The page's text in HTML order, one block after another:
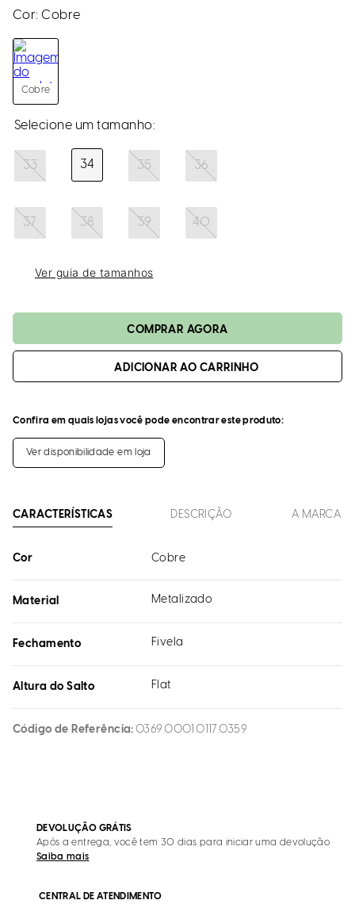
Cor:Cobre
Cobre
33 34 35 36
37 38 39 40
Ver guia de tamanhos
ADICIONAR AO CARRINHO
Confira em quais lojas você pode encontrar este produto:
Ver disponibilidade em loja
CARACTERÍSTICAS DESCRIÇÃO A MARCA
Cor Cobre
Material Metalizado
Fechamento Fivela
Altura do Salto Flat
Código de Referência 0369.0001.0117.0359
DEVOLUÇÃO GRÁTIS
Após a entrega, você tem 30 dias para iniciar uma devolução
Saiba mais
CENTRAL DE ATENDIMENTO